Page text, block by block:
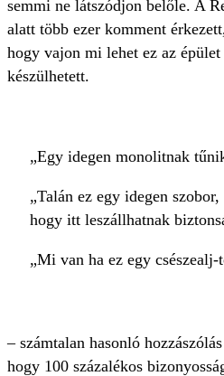
semmi ne látszódjon belőle. A
alatt több ezer komment
hogy vajon mi lehet ez az
készülhetett.
„Egy idegen monolitnak
„Talán ez egy idegen
hogy itt leszállhatnak
„Mi van ha ez egy csészealj-
– számtalan hasonló
hogy 100 százalékos